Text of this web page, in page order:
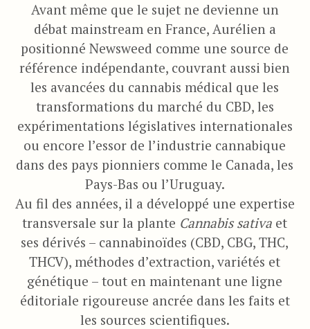
Avant même que le sujet ne devienne un
débat mainstream en France, Aurélien a
positionné Newsweed comme une source de
référence indépendante, couvrant aussi bien
les avancées du cannabis médical que les
transformations du marché du CBD, les
expérimentations législatives internationales
ou encore l’essor de l’industrie cannabique
dans des pays pionniers comme le Canada, les
Pays-Bas ou l’Uruguay.
Au fil des années, il a développé une expertise
transversale sur la plante Cannabis sativa et
ses dérivés – cannabinoïdes (CBD, CBG, THC,
THCV), méthodes d’extraction, variétés et
génétique – tout en maintenant une ligne
éditoriale rigoureuse ancrée dans les faits et
les sources scientifiques.